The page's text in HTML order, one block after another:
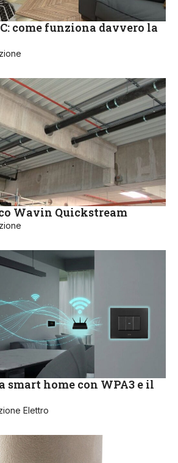
come funziona davvero la
Wavin Quickstream
smart home con WPA3 e il
Elettro